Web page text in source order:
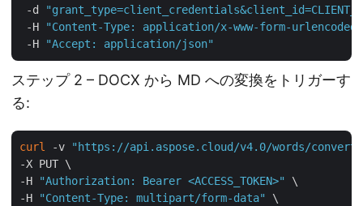
-d
-H
"Content-Type: application/x-www-form-urlencoded"
-H
"Accept: application/json"
ステップ 2 – DOCX から MD への変換をトリガーす
る:
curl -v
"https://api.aspose.cloud/v4.0/words/
-X PUT \
-H
"Authorization: Bearer <ACCESS_TOKEN>"
\
-H
"Content-Type: multipart/form-data"
\